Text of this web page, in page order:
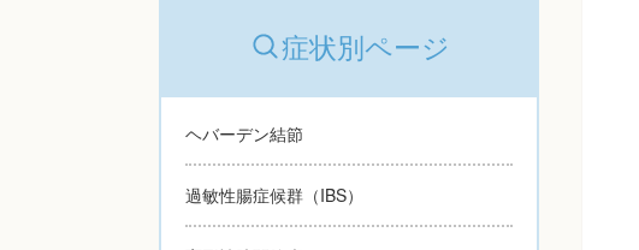
症状別ページ
ヘバーデン結節
過敏性腸症候群（IBS）